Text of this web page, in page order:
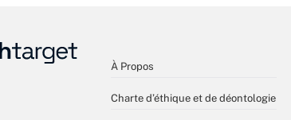
À Propos
Charte d’éthique et de déontologie